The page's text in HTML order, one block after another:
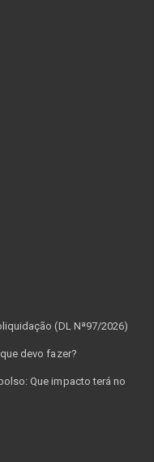
(DL Nª97/2026)
devo fazer?
Que impacto terá no